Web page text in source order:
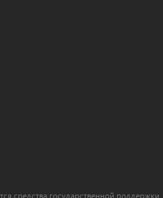
средства государственной